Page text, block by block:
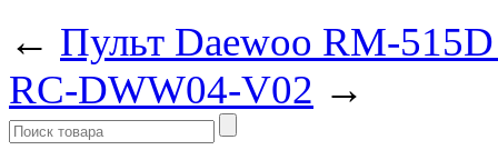
← Пульт Daewoo RM-
RC-DWW04-V02 →